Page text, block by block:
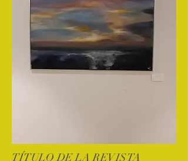
TÍTULO DE LA REVISTA